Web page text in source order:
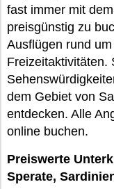
fast immer mit
preisgünstig zu
Ausflügen rund
Freizeitaktivitäten.
dem Gebiet von
entdecken. Alle
online buchen.
Preiswerte
Sperate,